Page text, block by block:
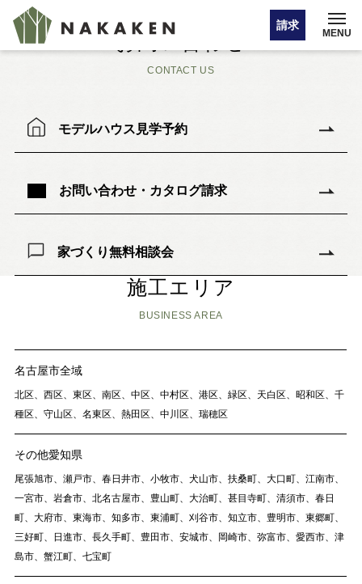
請求
MENU
お問い合わせ・カタログ請求
HOME
注文住宅
Nat's 提案型住宅
設計士と創るリフォーム・リノベーション
空き家再生
re:tsumugi マンションリノベ
不動産/土地・物件情報
暮らしの実例集
注文住宅 太陽と木の恵みが育む健やかな家
注文住宅 南欧の風に可憐なタイルと木が潤う家
CONTACT US
モデルハウス見学予約
お問い合わせ・カタログ請求
家づくり無料相談会
施工エリア
BUSINESS AREA
名古屋市全域
北区、西区、東区、南区、中区、中村区、港区、緑区、天白区、昭和区、千
種区、守山区、名東区、熱田区、中川区、瑞穂区
その他愛知県
尾張旭市、瀬戸市、春日井市、小牧市、犬山市、扶桑町、大口町、江南市、
一宮市、岩倉市、北名古屋市、豊山町、大治町、甚目寺町、清須市、春日
町、大府市、東海市、知多市、東浦町、刈谷市、知立市、豊明市、東郷町、
三好町、日進市、長久手町、豊田市、安城市、岡崎市、弥富市、愛西市、津
島市、蟹江町、七宝町